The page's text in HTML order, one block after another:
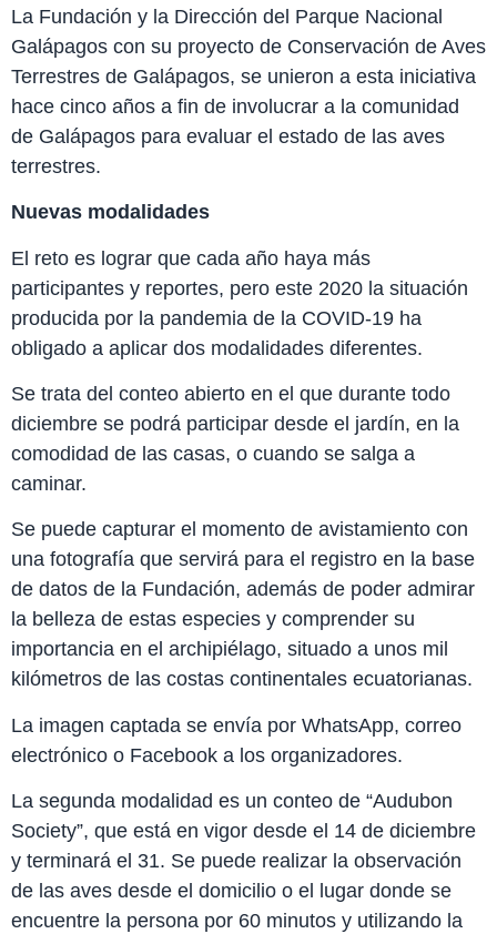
La Fundación y la Dirección del Parque Nacional
Galápagos con su proyecto de Conservación de Aves
Terrestres de Galápagos, se unieron a esta iniciativa
hace cinco años a fin de involucrar a la comunidad
de Galápagos para evaluar el estado de las aves
terrestres.
Nuevas modalidades
El reto es lograr que cada año haya más
participantes y reportes, pero este 2020 la situación
producida por la pandemia de la COVID-19 ha
obligado a aplicar dos modalidades diferentes.
Se trata del conteo abierto en el que durante todo
diciembre se podrá participar desde el jardín, en la
comodidad de las casas, o cuando se salga a
caminar.
Se puede capturar el momento de avistamiento con
una fotografía que servirá para el registro en la base
de datos de la Fundación, además de poder admirar
la belleza de estas especies y comprender su
importancia en el archipiélago, situado a unos mil
kilómetros de las costas continentales ecuatorianas.
La imagen captada se envía por WhatsApp, correo
electrónico o Facebook a los organizadores.
La segunda modalidad es un conteo de “Audubon
Society”, que está en vigor desde el 14 de diciembre
y terminará el 31. Se puede realizar la observación
de las aves desde el domicilio o el lugar donde se
encuentre la persona por 60 minutos y utilizando la